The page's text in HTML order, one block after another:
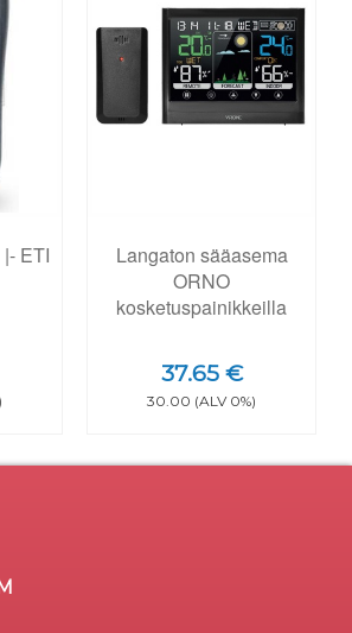
ETI
Langaton sääasema
ORNO
kosketuspainikkeilla
37.65 €
30.00 (ALV 0%)